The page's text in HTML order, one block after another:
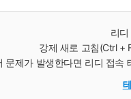
리
강제 새로 고침(Ctrl +
문제가 발생한다면 리디 접속